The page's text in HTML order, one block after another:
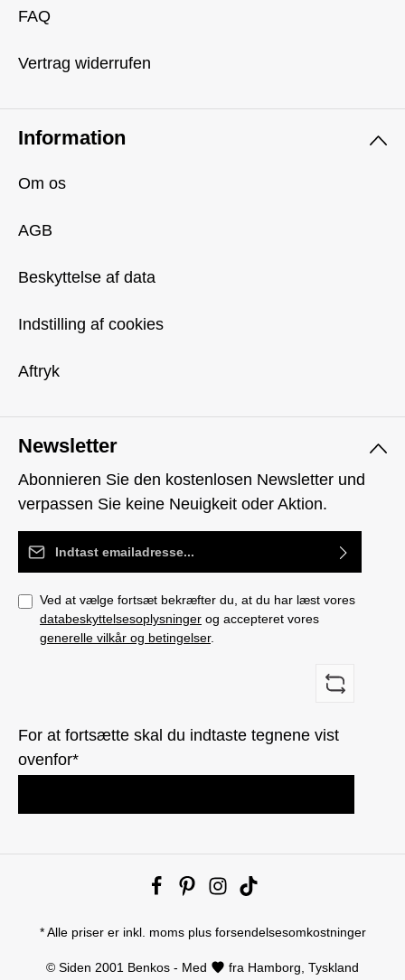
Newsletter
Abonnieren Sie den kostenlosen Newsletter und
verpassen Sie keine Neuigkeit oder Aktion.
Email adresse*
Ved at vælge fortsæt bekræfter du, at du har læst vores
databeskyttelsesoplysninger og accepteret vores
generelle vilkår og betingelser.
For at fortsætte skal du indtaste tegnene vist
ovenfor*
FAQ
Vertrag widerrufen
Information
Om os
AGB
Beskyttelse af data
Indstilling af cookies
Aftryk
© Siden 2001 Benkos - Med fra Hamborg, Tyskland
* Alle priser er inkl. moms plus forsendelsesomkostninger